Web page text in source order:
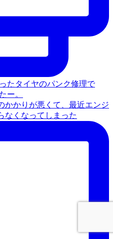
かかりが悪くて、最近エンジ
なくなってしまった